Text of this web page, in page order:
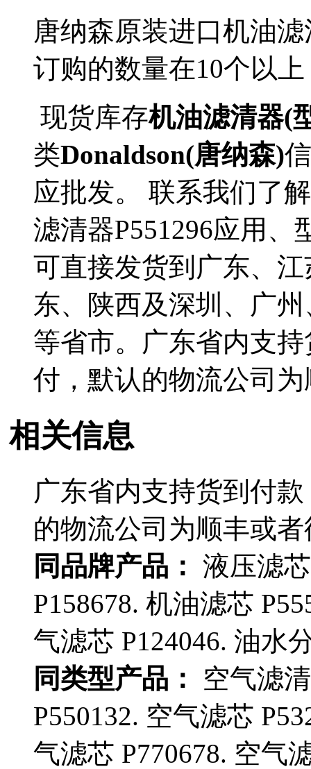
唐纳森原装进口机油
订购的数量在10个以
现货库存机油滤清器(
类Donaldson(唐纳森)
应批发。 联系我们了
滤清器P551296应用、
可直接发货到广东、
东、陕西及深圳、广
等省市。广东省内支
付，默认的物流公司
相关信息
广东省内支持货到付
的物流公司为顺丰或
同品牌产品： 液压滤
P158678. 机油滤芯
气滤芯 P124046. 油水
同类型产品：
空气滤
P550132. 空气滤芯
气滤芯 P770678. 空气